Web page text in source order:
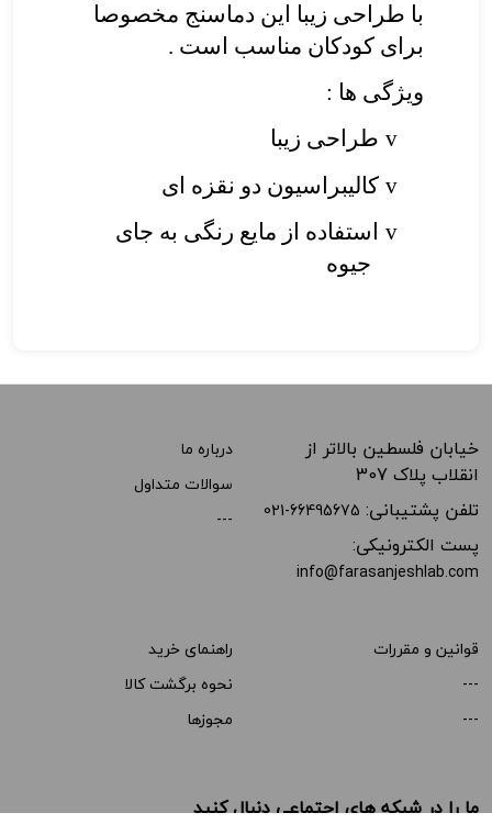
با طراحی زیبا این دماسنج مخصوصا
برای کودکان مناسب است .
ویژگی ها :
v طراحی زیبا
v کالیبراسیون دو نقزه ای
v استفاده از مایع رنگی به جای
جیوه
خیابان فلسطین بالاتر از
انقلاب پلاک 307
تلفن پشتیبانی: 021-66495675
پست الکترونیکی:
info@farasanjeshlab.com
درباره ما
سوالات متداول
---
قوانین و مقررات
---
---
راهنمای خرید
نحوه برگشت کالا
مجوزها
ما را در شبکه های اجتماعی دنبال کنید